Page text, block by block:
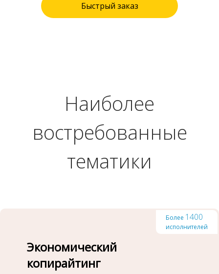
Быстрый заказ
Наиболее
востребованные
тематики
Более 1400
исполнителей
Экономический
копирайтинг